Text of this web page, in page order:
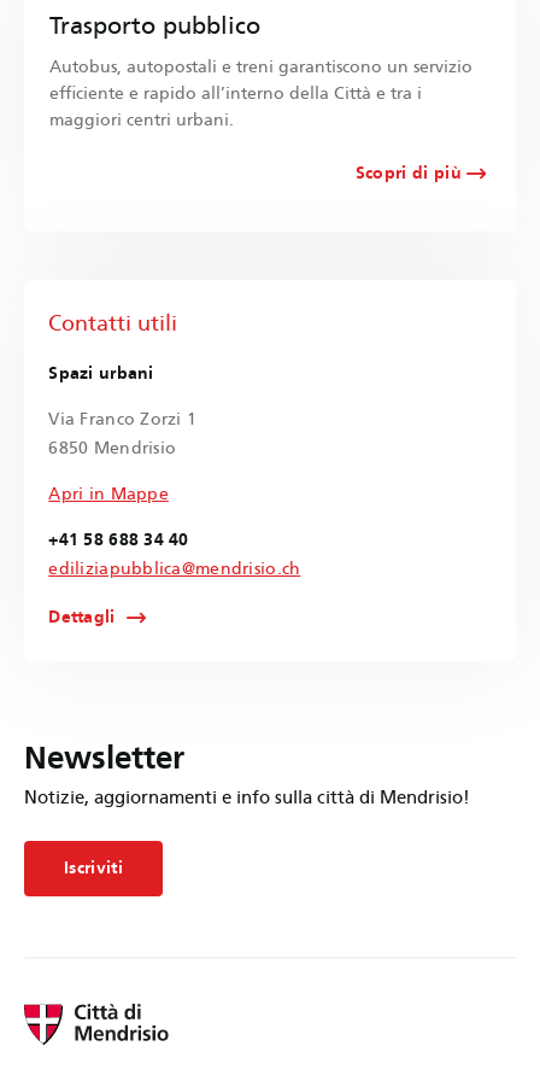
Trasporto pubblico
Autobus, autopostali e treni garantiscono un servizio
efficiente e rapido all’interno della Città e tra i
maggiori centri urbani.
Scopri di più
Contatti utili
Spazi urbani
Via Franco Zorzi 1
6850 Mendrisio
Apri in Mappe
+41 58 688 34 40
ediliziapubblica@mendrisio.ch
Dettagli
Newsletter
Notizie, aggiornamenti e info sulla città di Mendrisio!
Iscriviti